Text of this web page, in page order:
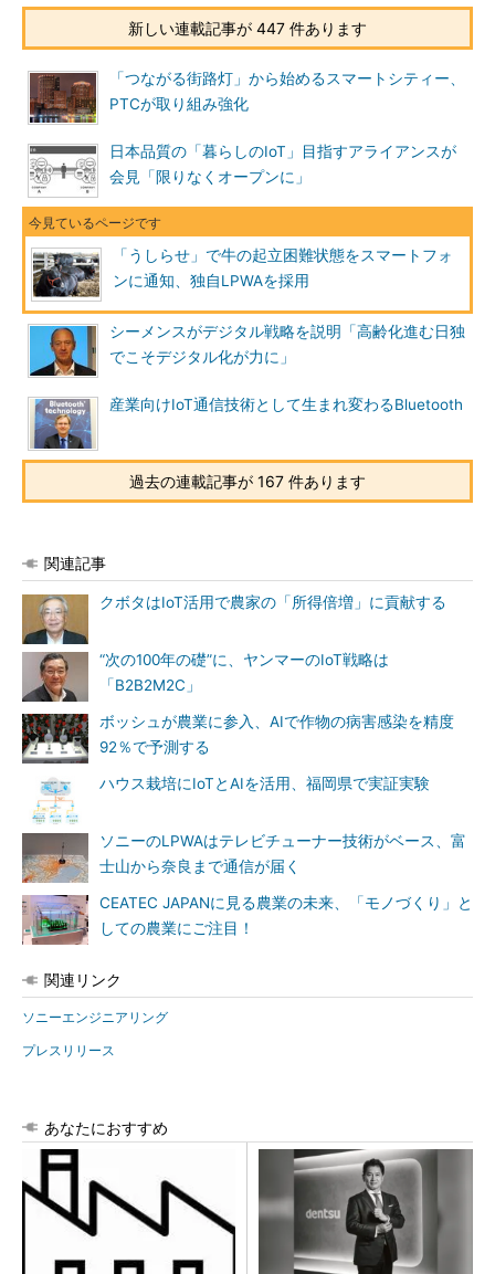
新しい連載記事が 447 件あります
「つながる街路灯」から始めるスマートシティー、
PTCが取り組み強化
日本品質の「暮らしのIoT」目指すアライアンスが
会見「限りなくオープンに」
「うしらせ」で牛の起立困難状態をスマートフォ
ンに通知、独自LPWAを採用
シーメンスがデジタル戦略を説明「高齢化進む日独
でこそデジタル化が力に」
産業向けIoT通信技術として生まれ変わるBluetooth
過去の連載記事が 167 件あります
関連記事
クボタはIoT活用で農家の「所得倍増」に貢献する
“次の100年の礎”に、ヤンマーのIoT戦略は
「B2B2M2C」
ボッシュが農業に参入、AIで作物の病害感染を精度
92％で予測する
ハウス栽培にIoTとAIを活用、福岡県で実証実験
ソニーのLPWAはテレビチューナー技術がベース、富
士山から奈良まで通信が届く
CEATEC JAPANに見る農業の未来、「モノづくり」と
しての農業にご注目！
関連リンク
ソニーエンジニアリング
プレスリリース
あなたにおすすめ